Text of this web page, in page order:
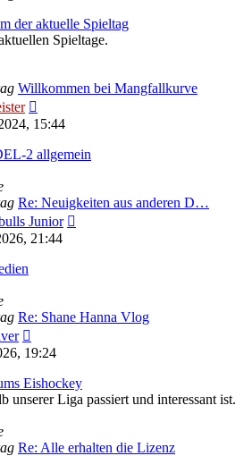
der aktuelle Spieltag
Spieltage.
Willkommen bei Mangfallkurve
Beitrag
15:44
2 allgemein
Re: Neuigkeiten aus anderen D…
Junior
21:44
Re: Shane Hanna Vlog
Beitrag
19:24
Eishockey
unserer Liga passiert und interessant ist.
Re: Alle erhalten die Lizenz